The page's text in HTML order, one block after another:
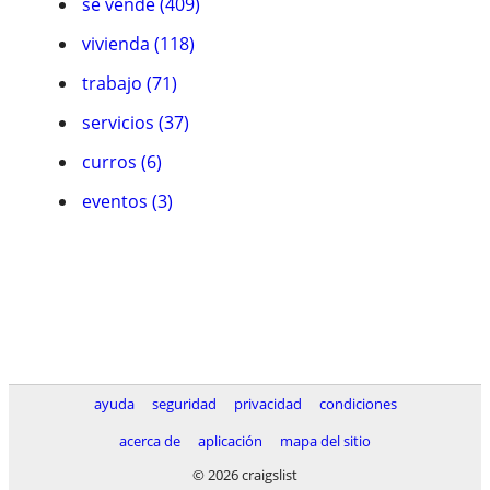
vivienda (118)
trabajo (71)
servicios (37)
curros (6)
eventos (3)
ayuda seguridad privacidad
condiciones
acerca de
aplicación
mapa del sitio
© 2026 craigslist